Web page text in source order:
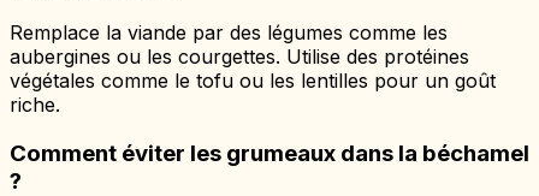
Remplace la viande par des légumes comme les
aubergines ou les courgettes. Utilise des protéines
végétales comme le tofu ou les lentilles pour un goût
riche.
Comment éviter les grumeaux dans la béchamel
?